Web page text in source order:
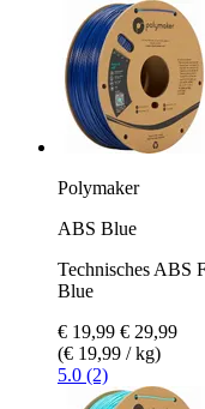
Polymaker
ABS Blue
Technisches ABS
Blue
€ 19,99 € 29,99
(€ 19,99 / kg)
5.0 (2)